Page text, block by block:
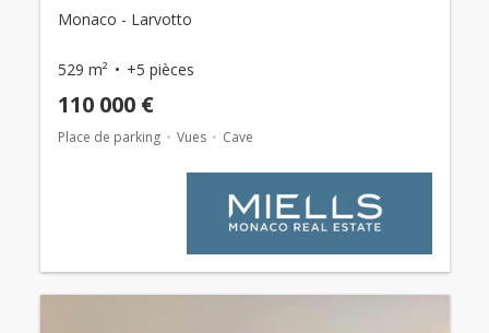
Monaco - Larvotto
529 m² +5 pièces
110 000 €
Place de parking Vues Cave